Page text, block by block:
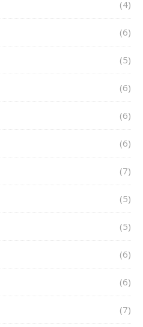
(4)
(6)
(5)
(6)
(6)
(6)
(7)
(5)
(5)
(6)
(6)
(7)